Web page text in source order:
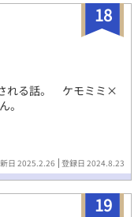
保存(スクショ含)・二
創作・二次利用(アイコ
は、いかなる場合も一
ートなども、様々な
うお願いしておりま
れる事はご遠慮くださ
All My Original
18
れる話。 ケモミミ×
。
日 2025.2.26 登録日 2024.8.23
19